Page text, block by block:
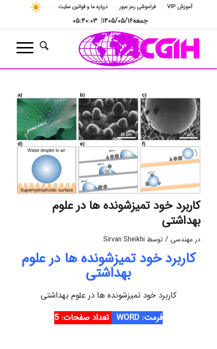
آموزش VIP فراموشی رمز عبور درباره ما و قوانین سایت
جمعه۱۴۰۵/۰۵/۱۶| ۰۵:۴۰:۰۴
کاربرد خود تمیزشونده ها در علوم
بهداشتی
درمهندسی / توسط Sirvan Sheikhi
کاربرد خود تمیزشونده ها در علوم
بهداشتی
کاربرد خود تمیزشونده ها در علوم بهداشتی
فرمت: WORD
تعداد صفحات: 5